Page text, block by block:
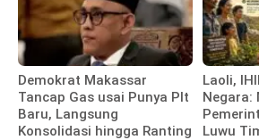
Demokrat Makassar
Tancap Gas usai Punya Plt
Baru, Langsung
Konsolidasi hingga Ranting
Laoli,
Negara:
Luwu